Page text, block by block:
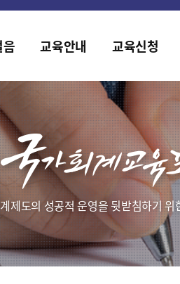
지가 새롭게 개편되었습니다.
교육안내 교육신청
제도의 성공적 운영을 뒷받침하기